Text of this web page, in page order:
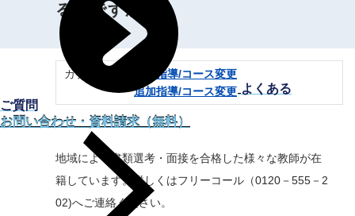
よくある
ご質問
お問い合わせ・資料請求（無料）
るのですか？
カテゴリー：
追加指導/コース変更
追加指導/コース変更
地域により書類選考・面接を合格した様々な教師が在
籍しています。詳しくはフリーコール（0120－555－2
02)へご連絡ください。